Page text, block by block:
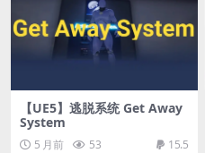
【UE5】逃脱系统 Get Away
System
5 月前 53 15.5